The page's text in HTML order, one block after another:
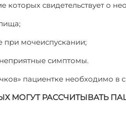
свидетельствует о
при мочеиспускании;
симптомы.
пациентке необходимо в
МОГУТ РАССЧИТЫВАТЬ